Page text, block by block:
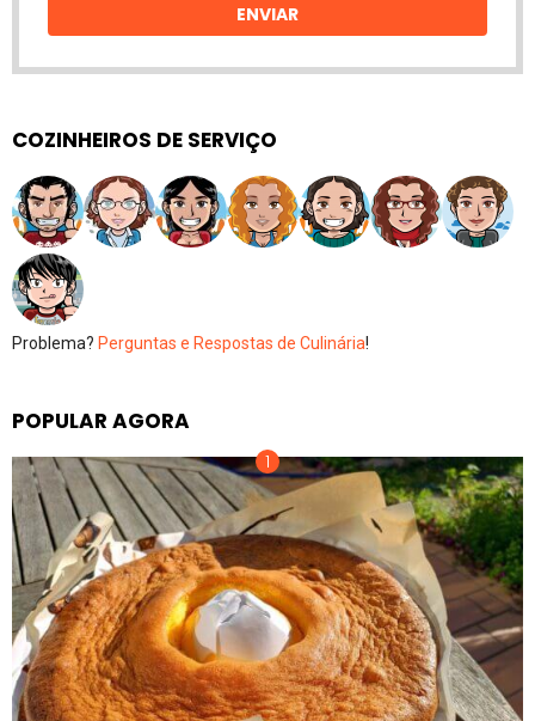
ENVIAR
COZINHEIROS DE SERVIÇO
Problema? Perguntas e Respostas de Culinária!
POPULAR AGORA